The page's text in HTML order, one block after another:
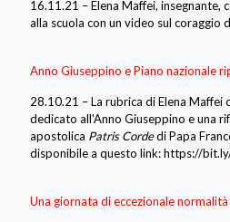
16.11.21 – Elena Maffei, insegnante,
alla scuola con un video sul coraggio
Anno Giuseppino e Piano nazionale
28.10.21 – La rubrica di Elena Maffei
dedicato all'Anno Giuseppino e una
apostolica Patris Cordedi Papa
disponibile a questo link: https://
Una giornata di eccezionale